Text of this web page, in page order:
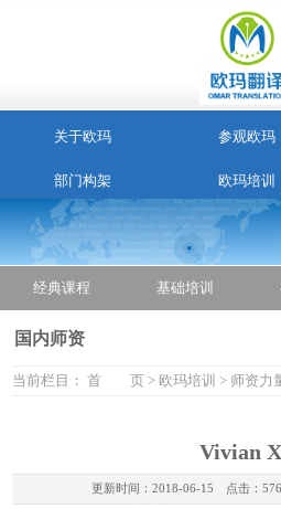
关于欧玛 参观欧玛
部门构架 欧玛培训
经典课程 基础培训
国内师资
当前栏目： 首 页> 欧玛培训 > 师资力
Vivian
更新时间： 2018-06-15 点击：